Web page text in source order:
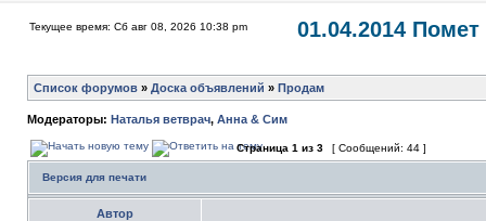
Текущее время: Сб авг 08, 2026 10:38 pm 01.04.2014
Список форумов » Доска объявлений » Продам
Модераторы: Наталья ветврач, Анна & Сим
Страница 1 из 3 [ Сообщений: 44 ]
Версия для печати
Автор